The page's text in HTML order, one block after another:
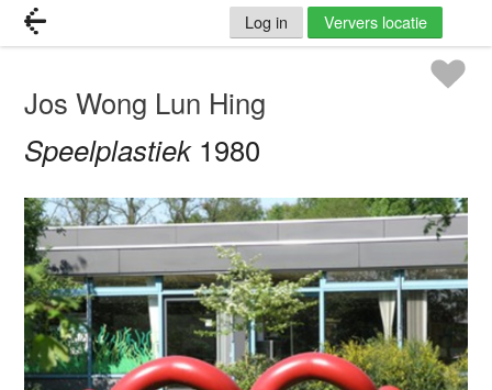
Log in Ververs locatie
Jos Wong Lun Hing
Speelplastiek 1980